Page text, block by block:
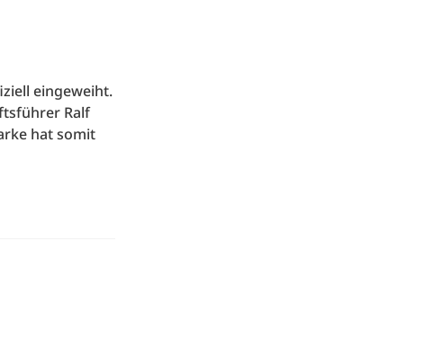
eingeweiht.
Ralf
hat somit